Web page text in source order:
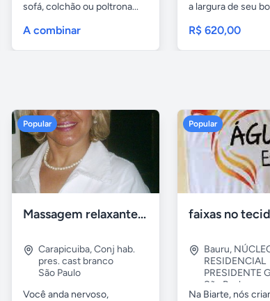
sofá, colchão ou poltrona...
A combinar
a largura de seu
R$ 620,00
Popular
Massagem relaxante- terapeutica e depilação
Carapicuiba,Conj hab.
pres. cast branco
São Paulo
Você anda nervoso,
Popular
Bauru,
RESIDENCIAL
PRESIDENTE
São Paulo
Na Biarte, nós